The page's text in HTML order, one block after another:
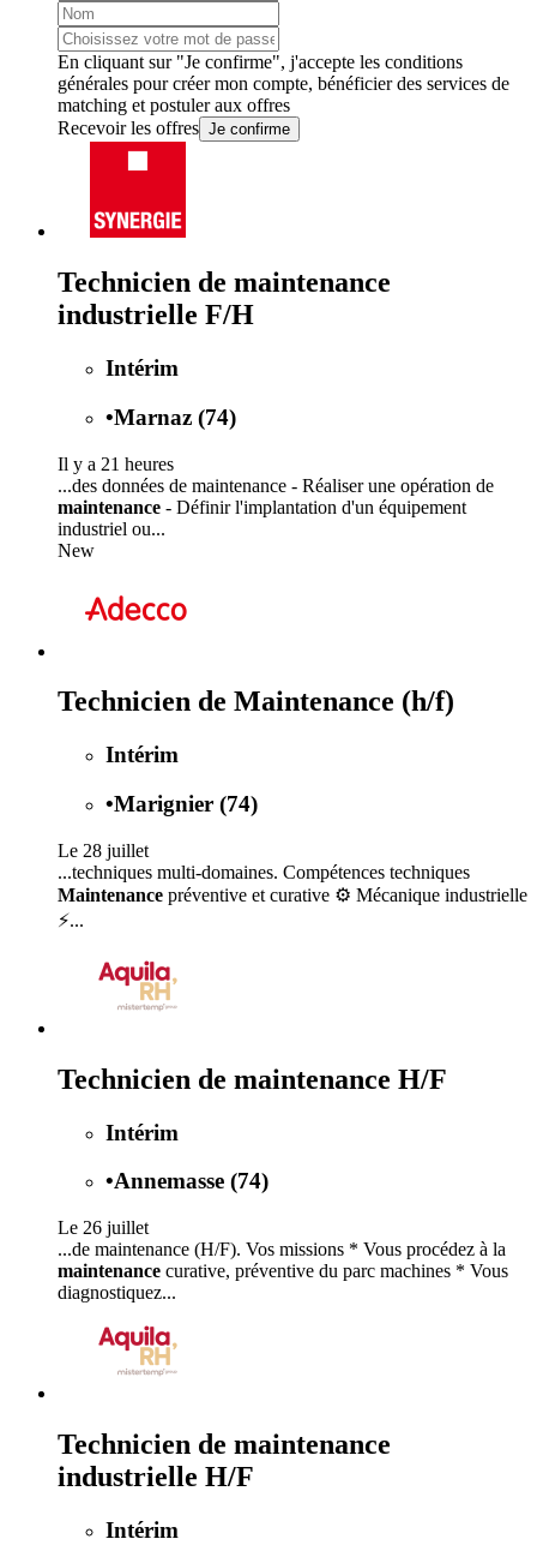
En cliquant sur "Je confirme", j'accepte les conditions
générales pour créer mon compte, bénéficier des services de
matching et postuler aux offres
Recevoir les offres Je confirme
Technicien de maintenance
industrielle F/H
Intérim
•Marnaz (74)
Il y a 21 heures
...des données de maintenance - Réaliser une opération de
maintenance - Définir l'implantation d'un équipement
industriel ou...
New
Technicien de Maintenance (h/f)
Intérim
•Marignier (74)
Le 28 juillet
...techniques multi-domaines. Compétences techniques
Maintenance préventive et curative ⚙️ Mécanique industrielle
⚡...
Technicien de maintenance H/F
Intérim
•Annemasse (74)
Le 26 juillet
...de maintenance (H/F). Vos missions * Vous procédez à la
maintenance curative, préventive du parc machines * Vous
diagnostiquez...
Technicien de maintenance
industrielle H/F
Intérim